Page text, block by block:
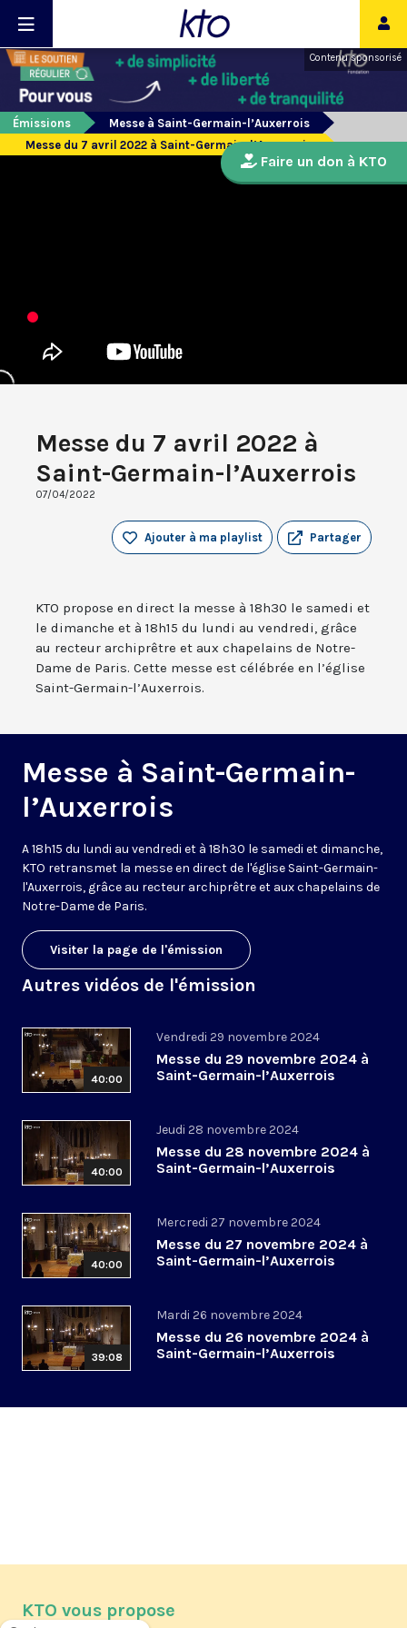
Contenu sponsorisé
Émissions
Messe à Saint-Germain-l’Auxerrois
Messe du 7 avril 2022 à Saint-Germain-l’Auxerrois
Messe du 7 avril 2022 à
Saint-Germain-l’Auxerrois
07/04/2022
Partager
Ajouter à ma playlist
KTO propose en direct la messe à 18h30 le samedi et
le dimanche et à 18h15 du lundi au vendredi, grâce
au recteur archiprêtre et aux chapelains de Notre-
Dame de Paris. Cette messe est célébrée en l’église
Saint-Germain-l’Auxerrois.
Messe à Saint-Germain-
l’Auxerrois
A 18h15 du lundi au vendredi et à 18h30 le samedi et dimanche,
KTO retransmet la messe en direct de l'église Saint-Germain-
l'Auxerrois, grâce au recteur archiprêtre et aux chapelains de
Notre-Dame de Paris.
Visiter la page de l'émission
Autres vidéos de l'émission
40:00
Vendredi 29 novembre 2024
Messe du 29 novembre 2024 à
Saint-Germain-l’Auxerrois
40:00
Jeudi 28 novembre 2024
Messe du 28 novembre 2024 à
Saint-Germain-l’Auxerrois
40:00
Mercredi 27 novembre 2024
Messe du 27 novembre 2024 à
Saint-Germain-l’Auxerrois
39:08
Mardi 26 novembre 2024
Messe du 26 novembre 2024 à
Saint-Germain-l’Auxerrois
Faire un don à KTO
KTO vous propose